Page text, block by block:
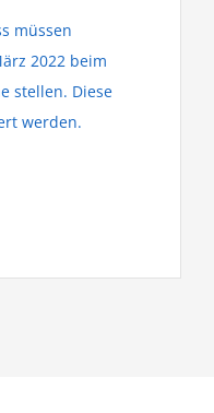
müssen
2022 beim
stellen. Diese
werden.